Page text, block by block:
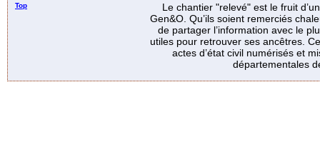
Top
Le chantier "relevé" est le fruit
Gen&O. Qu’ils soient remerciés
de partager l’information avec le
utiles pour retrouver ses ancêtres.
actes d’état civil numérisés et
départementales